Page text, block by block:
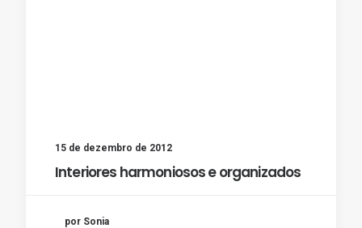
15 de dezembro de 2012
Interiores harmoniosos e organizados
por Sonia